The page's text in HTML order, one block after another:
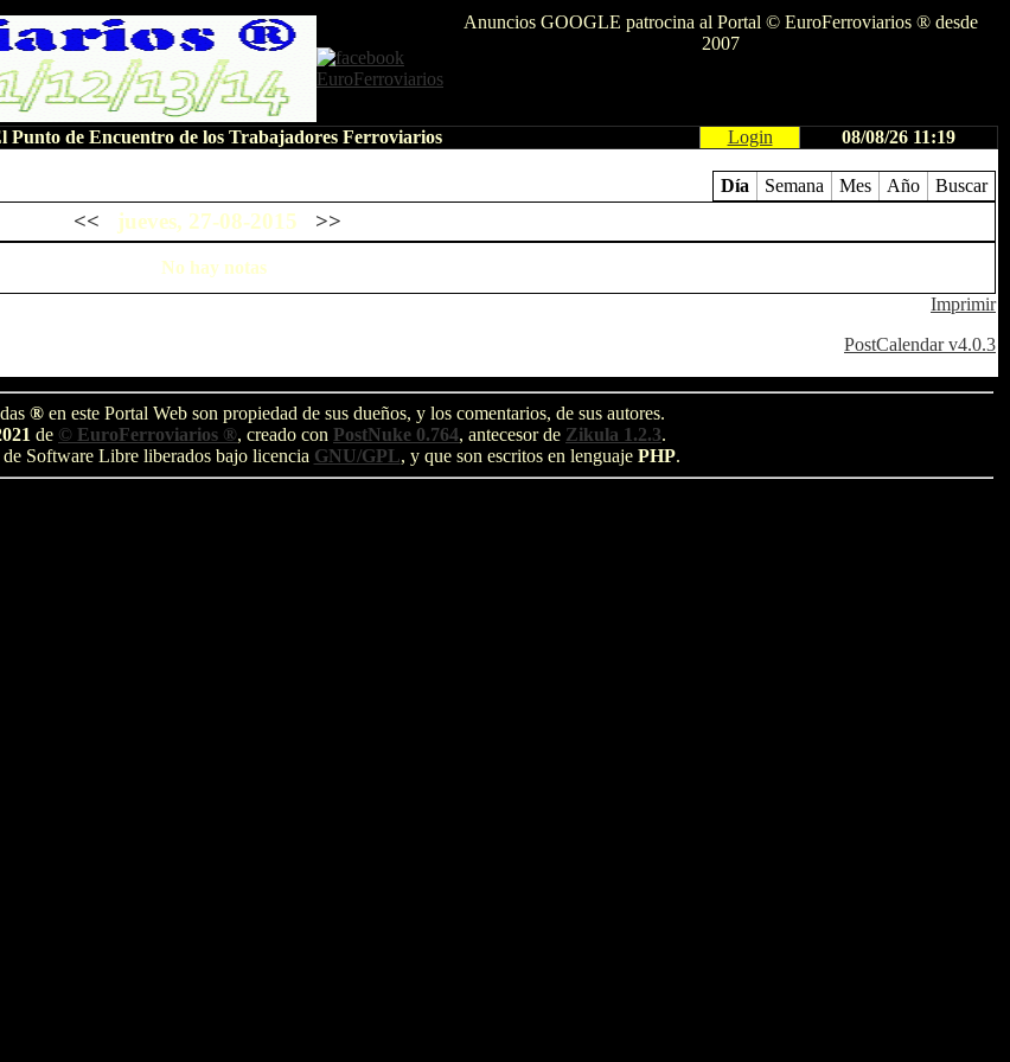
Anuncios GOOGLE patrocina al Portal © EuroFerroviarios ® desde
2007
Punto de Encuentro de los Trabajadores Ferroviarios Login 08/08/26 11:19
Día Semana Mes Año Buscar
<< jueves, 27-08-2015 >>
No hay notas
Imprimir
PostCalendar v4.0.3
®en este Portal Web son propiedad de sus dueños, y los comentarios, de sus autores.
de © EuroFerroviarios ®, creado con PostNuke 0.764, antecesor de Zikula 1.2.3.
de Software Libre liberados bajo licencia GNU/GPL, y que son escritos en lenguaje PHP.